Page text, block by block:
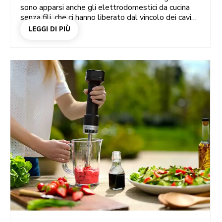
sono apparsi anche gli elettrodomestici da cucina
senza fili, che ci hanno liberato dal vincolo dei cavi
semplificando la preparazione dei pasti. Cosa
sbattitori elettrici, tritatutto, frullatori ad
immersione, frullatori portatili, macinacaffè e
aspirapolvere portatili? E perché dovremmo
passare a questi elettrodomestici senza fili una
volta e per tutte?
LEGGI DI PIÙ